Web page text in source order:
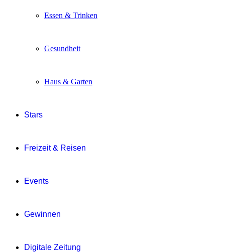
Essen & Trinken
Gesundheit
Haus & Garten
Stars
Freizeit & Reisen
Events
Gewinnen
Digitale Zeitung